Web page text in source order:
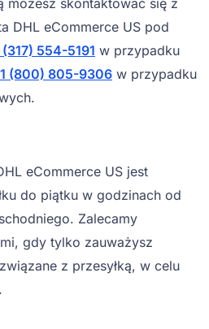
DHL eCommerce US pod
(317) 554-5191 w przypadku
1 (800) 805-9306 w przypadku
eCommerce US jest
do piątku w godzinach od
Zalecamy
gdy tylko zauważysz
z przesyłką, w celu